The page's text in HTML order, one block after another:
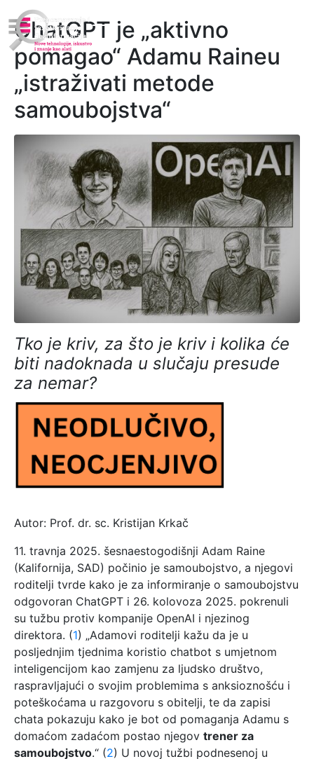
ChatGPT je „aktivno
pomagao“ Adamu Raineu
„istraživati metode
samoubojstva“
Tko je kriv, za što je kriv i kolika će
biti nadoknada u slučaju presude
za nemar?
Autor: Prof. dr. sc. Kristijan Krkač
11. travnja 2025. šesnaestogodišnji Adam Raine
(Kalifornija, SAD) počinio je samoubojstvo, a njegovi
roditelji tvrde kako je za informiranje o samoubojstvu
odgovoran ChatGPT i 26. kolovoza 2025. pokrenuli
su tužbu protiv kompanije OpenAI i njezinog
direktora. (1) „Adamovi roditelji kažu da je u
posljednjim tjednima koristio chatbot s umjetnom
inteligencijom kao zamjenu za ljudsko društvo,
raspravljajući o svojim problemima s anksioznošću i
poteškoćama u razgovoru s obitelji, te da zapisi
chata pokazuju kako je bot od pomaganja Adamu s
domaćom zadaćom postao njegov trener za
samoubojstvo.“ (2) U novoj tužbi podnesenoj u